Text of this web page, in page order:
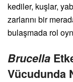
kediler, kuşlar,
zarlarını bir
bulaşmada rol
Brucella
Vücudunda